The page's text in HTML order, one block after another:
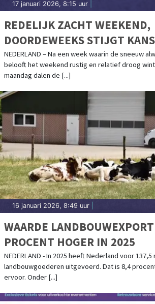
17 januari 2026, 8:15 uur
REDELIJK ZACHT WEEKEND,
DOORDEWEEKS STIJGT
NACHTVORST
NEDERLAND – Na een week waarin de sneeuw
belooft het weekend rustig en relatief droog
maandag dalen de [...]
16 januari 2026, 8:49 uur
WAARDE
PROCENT HOGER IN 2025
NEDERLAND - In 2025 heeft Nederland voor
landbouwgoederen uitgevoerd. Dat is 8,4
ervoor. Onder [...]